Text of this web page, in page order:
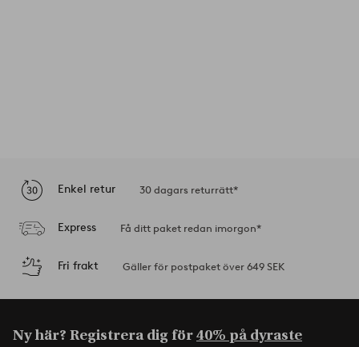
Enkel retur 30 dagars returrätt*
Express Få ditt paket redan imorgon*
Fri frakt Gäller för postpaket över 649 SEK
Ny här? Registrera dig för40% på dyraste